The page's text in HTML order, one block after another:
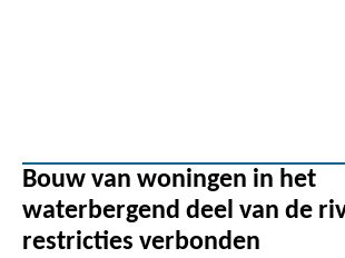
Bouw van woningen in het
waterbergend deel van de
restricties verbonden